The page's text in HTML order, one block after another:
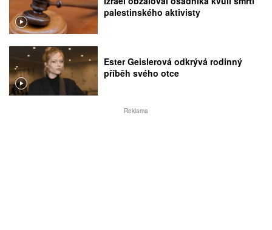
palestinského aktivisty
Ester Geislerová odkrývá rodinný
příběh svého otce
Reklama